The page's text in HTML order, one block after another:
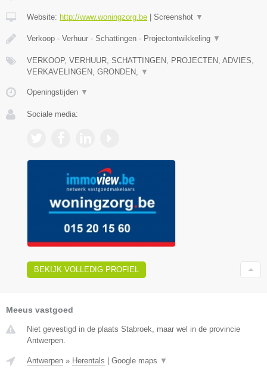
Website: http://www.woningzorg.be Screenshot ▼
Verkoop - Verhuur - Schattingen - Projectontwikkeling ▼
VERKOOP, VERHUUR, SCHATTINGEN, PROJECTEN, ADVIES,
VERKAVELINGEN, GRONDEN, ▼
Openingstijden ▼
Sociale media:
BEKIJK VOLLEDIG PROFIEL
Meeus vastgoed
Niet gevestigd in de plaats Stabroek, maar wel in de provincie
Antwerpen.
Antwerpen » Herentals Google maps ▼